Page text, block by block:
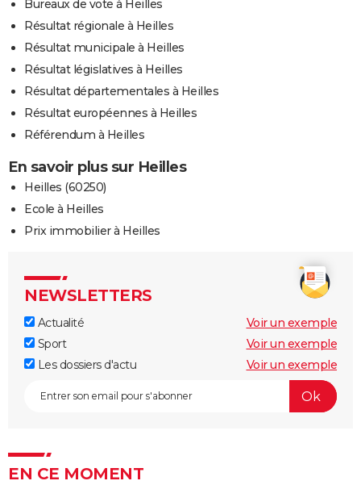
Bureaux de vote à Heilles
Résultat régionale à Heilles
Résultat municipale à Heilles
Résultat législatives à Heilles
Résultat départementales à Heilles
Résultat européennes à Heilles
Référendum à Heilles
En savoir plus sur Heilles
Heilles (60250)
Ecole à Heilles
Prix immobilier à Heilles
NEWSLETTERS
Actualité
Voir un exemple
Sport
Voir un exemple
Les dossiers d'actu
Voir un exemple
EN CE MOMENT